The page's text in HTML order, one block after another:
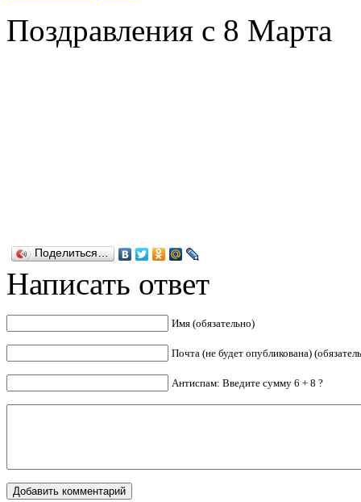
Поздравления с 8 Марта
Поделиться…
Написать ответ
Имя (обязательно)
Почта (не будет опубликована)
Антиспам: Введите сумму 6 + 8 ?